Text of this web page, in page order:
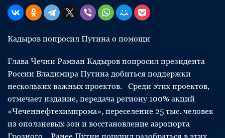
Кадыров попросил Путина о помощи
Глава Чечни Рамзан Кадыров попросил президента
России Владимира Путина добиться поддержки
нескольких важных проектов. Среди этих проектов,
отмечает издание, передача региону 100% акций
«Чеченнефтехимпрома», переселение 25 тыс. человек
из оползневых зон и восстановление аэропорта